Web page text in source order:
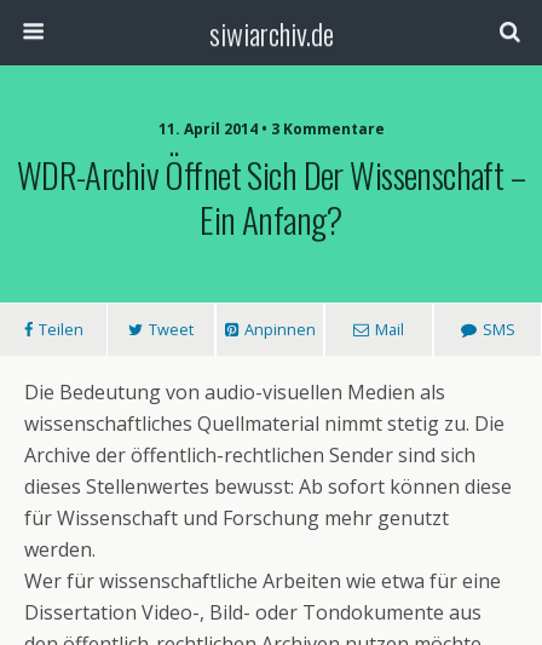
siwiarchiv.de
11. April 2014 • 3 Kommentare
WDR-Archiv Öffnet Sich Der Wissenschaft –
Ein Anfang?
Teilen Tweet Anpinnen Mail SMS
Die Bedeutung von audio-visuellen Medien als
wissenschaftliches Quellmaterial nimmt stetig zu. Die
Archive der öffentlich-rechtlichen Sender sind sich
dieses Stellenwertes bewusst: Ab sofort können diese
für Wissenschaft und Forschung mehr genutzt
werden.
Wer für wissenschaftliche Arbeiten wie etwa für eine
Dissertation Video-, Bild- oder Tondokumente aus